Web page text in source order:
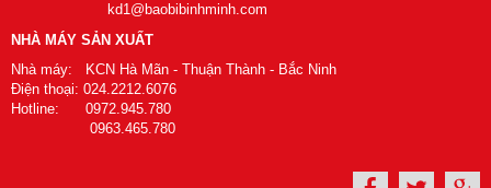
kd1@baobibinhminh.com
NHÀ MÁY SẢN XUẤT
Nhà máy: KCN Hà Mãn - Thuận Thành - Bắc Ninh
Điện thoại: 024.2212.6076
Hotline: 0972.945.780
0963.465.780